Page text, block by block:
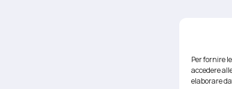
Per fornire
accedere
elaborare